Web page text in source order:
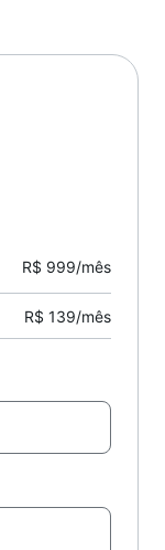
R$ 999/mês
R$ 139/mês